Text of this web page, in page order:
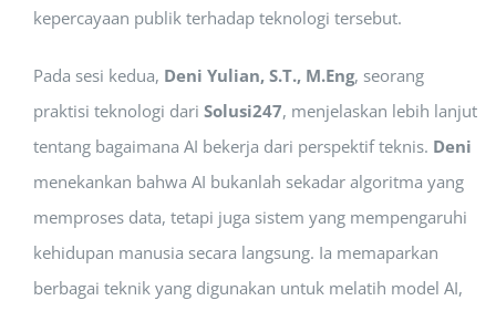
kepercayaan publik terhadap teknologi tersebut.
Pada sesi kedua, Deni Yulian, S.T., M.Eng, seorang
praktisi teknologi dari Solusi247, menjelaskan lebih lanjut
tentang bagaimana AI bekerja dari perspektif teknis. Deni
menekankan bahwa AI bukanlah sekadar algoritma yang
memproses data, tetapi juga sistem yang mempengaruhi
kehidupan manusia secara langsung. Ia memaparkan
berbagai teknik yang digunakan untuk melatih model AI,